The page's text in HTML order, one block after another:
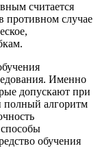
считается
противном случае
Именно
допускают при
полный алгоритм
обучения